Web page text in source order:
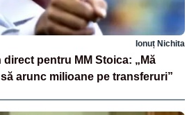
Ionuț Nichita
pentru MM Stoica: „Mă
arunc milioane pe transferuri”